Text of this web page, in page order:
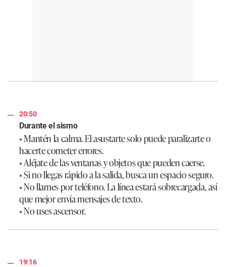
20:50
Durante el sismo
• Mantén la calma. El asustarte solo puede paralizarte o
hacerte cometer errores.
• Aléjate de las ventanas y objetos que pueden caerse.
• Si no llegas rápido a la salida, busca un espacio seguro.
• No llames por teléfono. La línea estará sobrecargada, así
que mejor envía mensajes de texto.
• No uses ascensor.
19:16